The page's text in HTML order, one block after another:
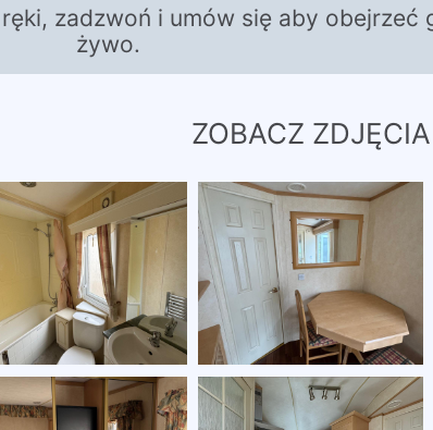
zadzwoń i umów się aby obejrzeć
żywo.
ZOBACZ ZDJĘCIA